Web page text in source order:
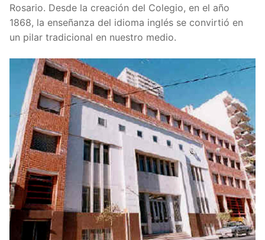
Rosario. Desde la creación del Colegio, en el año
1868, la enseñanza del idioma inglés se convirtió en
un pilar tradicional en nuestro medio.